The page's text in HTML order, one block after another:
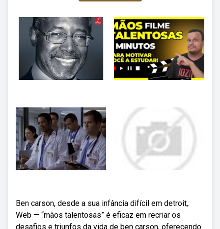
Ben carson, desde a sua infância difícil em detroit,.
Web — “mãos talentosas” é eficaz em recriar os
desafios e triunfos da vida de ben carson, oferecendo